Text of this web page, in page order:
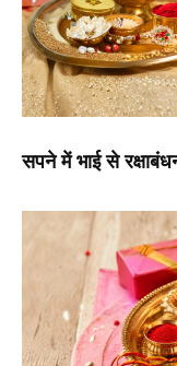
सपने में भाई से